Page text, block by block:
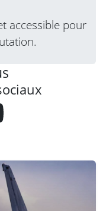
accessible pour